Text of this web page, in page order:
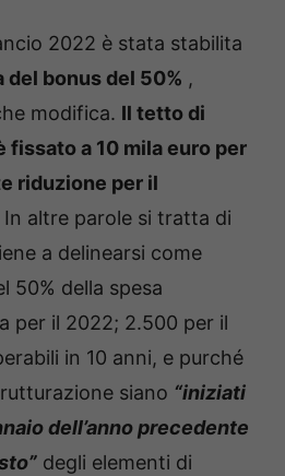
2022 è stata stabilita
del bonus del 50% ,
modifica. Il tetto di
fissato a 10 mila euro per
riduzione per il
In altre parole si tratta di
a delinearsi come
50% della spesa
per il 2022; 2.500 per il
in 10 anni, e purché
siano “iniziati
dell’anno precedente
degli elementi di